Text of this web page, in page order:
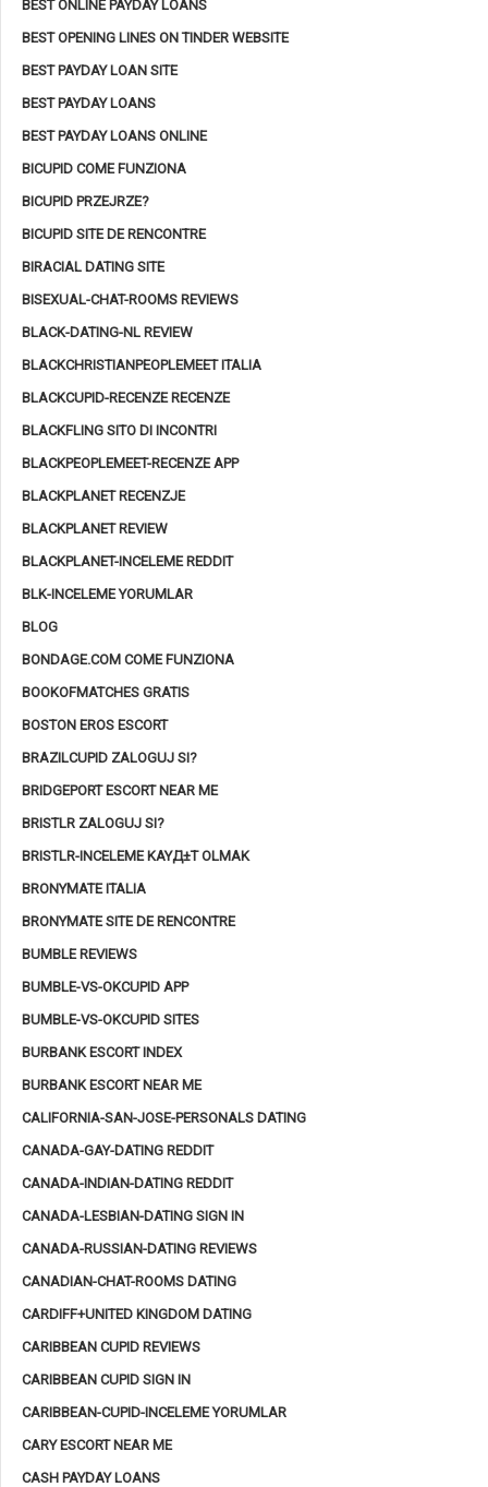
BEST ONLINE PAYDAY LOANS
BEST OPENING LINES ON TINDER WEBSITE
BEST PAYDAY LOAN SITE
BEST PAYDAY LOANS
BEST PAYDAY LOANS ONLINE
BICUPID COME FUNZIONA
BICUPID PRZEJRZE?
BICUPID SITE DE RENCONTRE
BIRACIAL DATING SITE
BISEXUAL-CHAT-ROOMS REVIEWS
BLACK-DATING-NL REVIEW
BLACKCHRISTIANPEOPLEMEET ITALIA
BLACKCUPID-RECENZE RECENZE
BLACKFLING SITO DI INCONTRI
BLACKPEOPLEMEET-RECENZE APP
BLACKPLANET RECENZJE
BLACKPLANET REVIEW
BLACKPLANET-INCELEME REDDIT
BLK-INCELEME YORUMLAR
BLOG
BONDAGE.COM COME FUNZIONA
BOOKOFMATCHES GRATIS
BOSTON EROS ESCORT
BRAZILCUPID ZALOGUJ SI?
BRIDGEPORT ESCORT NEAR ME
BRISTLR ZALOGUJ SI?
BRISTLR-INCELEME KAYД±T OLMAK
BRONYMATE ITALIA
BRONYMATE SITE DE RENCONTRE
BUMBLE REVIEWS
BUMBLE-VS-OKCUPID APP
BUMBLE-VS-OKCUPID SITES
BURBANK ESCORT INDEX
BURBANK ESCORT NEAR ME
CALIFORNIA-SAN-JOSE-PERSONALS DATING
CANADA-GAY-DATING REDDIT
CANADA-INDIAN-DATING REDDIT
CANADA-LESBIAN-DATING SIGN IN
CANADA-RUSSIAN-DATING REVIEWS
CANADIAN-CHAT-ROOMS DATING
CARDIFF+UNITED KINGDOM DATING
CARIBBEAN CUPID REVIEWS
CARIBBEAN CUPID SIGN IN
CARIBBEAN-CUPID-INCELEME YORUMLAR
CARY ESCORT NEAR ME
CASH PAYDAY LOANS